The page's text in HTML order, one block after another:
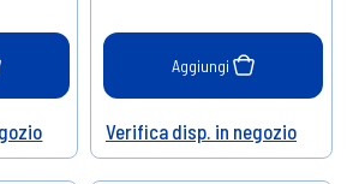
Aggiungi
Help
Verifica disp. in negozio